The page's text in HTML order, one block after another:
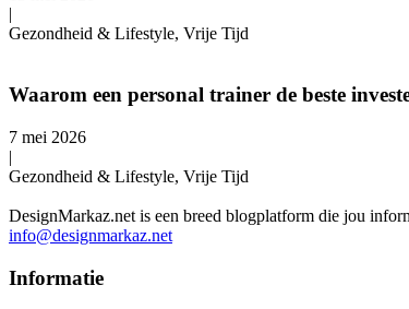
|
Gezondheid & Lifestyle, Vrije Tijd
Waarom een personal trainer de beste
7 mei 2026
|
Gezondheid & Lifestyle, Vrije Tijd
DesignMarkaz.net is een breed blogplatform die jou
info@designmarkaz.net
Informatie